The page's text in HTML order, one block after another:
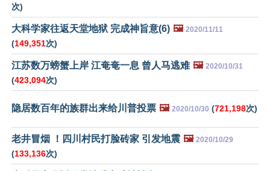
次)
大科学家往返天堂地狱 完成神旨意(6) 🖼️ 2020/11/11
(149,351次)
江苏数万螃蟹上岸 江奄奄一息 曾人马逃难 🖼️ 2020/10/31
(423,094次)
隐居数百年的族群出来给川普投票 🖼️ 2020/10/30 (721,198次)
老井冒烟 ！四川村民打脸砖家 引发地震 🖼️ 2020/10/29
(133,136次)